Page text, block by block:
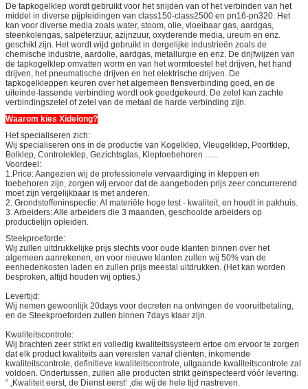
De tapkogelklep wordt gebruikt voor het snijden van of het verbinden van het
middel in diverse pijpleidingen van class150-class2500 en pn16-pn320. Het
kan voor diverse media zoals water, stoom, olie, vloeibaar gas, aardgas,
steenkolengas, salpeterzuur, azijnzuur, oxyderende media, ureum en enz.
geschikt zijn. Het wordt wijd gebruikt in dergelijke industrieën zoals de
chemische industrie, aardolie, aardgas, metallurgie en enz. De drijfwijzen van
de tapkogelklep omvatten worm en van het wormtoestel het drijven, het hand
drijven, het pneumatische drijven en het elektrische drijven. De
tapkogelkleppen keuren over het algemeen flensverbinding goed, en de
uiteinde-lassende verbinding wordt ook goedgekeurd. De zetel kan zachte
verbindingszetel of zetel van de metaal de harde verbinding zijn.
Waarom kies Xidelong?
Het specialiseren zich:
Wij specialiseren ons in de productie van Kogelklep, Vleugelklep, Poortklep,
Bolklep, Controleklep, Gezichtsglas, Kleptoebehoren ......
Voordeel:
1.Price: Aangezien wij de professionele vervaardiging in kleppen en
toebehoren zijn, zorgen wij ervoor dat de aangeboden prijs zeer concurrerend
moet zijn vergelijkbaar is met anderen.
2. Grondstoffeninspectie: Al materiële hoge test - kwaliteit, en houdt in pakhuis.
3. Arbeiders: Alle arbeiders die 3 maanden, geschoolde arbeiders op
productielijn opleiden.
Steekproeforde:
Wij zullen uitdrukkelijke prijs slechts voor oude klanten binnen over het
algemeen aanrekenen, en voor nieuwe klanten zullen wij 50% van de
eenhedenkosten laden en zullen prijs meestal uitdrukken. (Het kan worden
besproken, altijd houden wij opties.)
Levertijd:
Wij nemen gewoonlijk 20days voor decreten na ontvingen de vooruitbetaling,
en de Steekproeforden zullen binnen 7days klaar zijn.
Kwaliteitscontrole:
Wij brachten zeer strikt en volledig kwaliteitssysteem ertoe om ervoor te zorgen
dat elk product kwaliteits aan vereisten vanaf cliënten, inkomende
kwaliteitscontrole, definitieve kwaliteitscontrole, uitgaande kwaliteitscontrole zal
voldoen. Ondertussen, zullen alle producten strikt geïnspecteerd vóór levering.
“ ‚Kwaliteit eerst, de Dienst eerst‘ ‚die wij de hele tijd nastreven.